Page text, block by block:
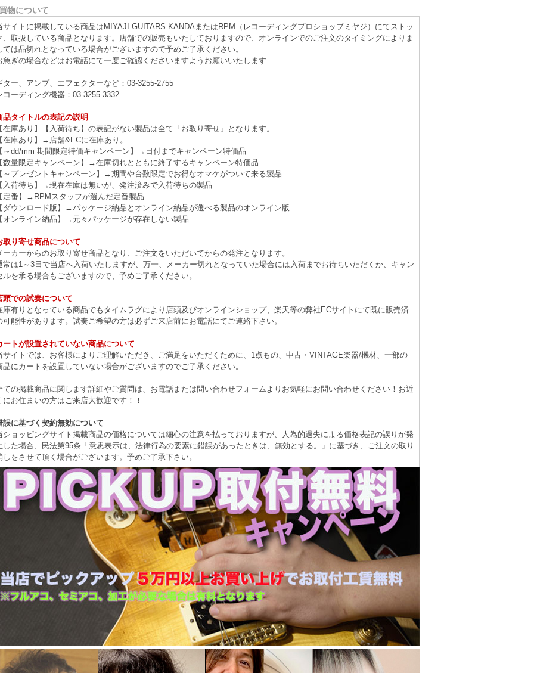
物について
サイトに掲載している商品はMIYAJI GUITARS KANDAまたはRPM（レコーディングプロショップミヤジ）にてストッ
、取扱している商品となります。店舗での販売もいたしておりますので、オンラインでのご注文のタイミングによりま
ては品切れとなっている場合がございますので予めご了承ください。
急ぎの場合などはお電話にて一度ご確認くださいますようお願いいたします
ター、アンプ、エフェクターなど：03-3255-2755
コーディング機器：03-3255-3332
品タイトルの表記の説明
在庫あり】【入荷待ち】の表記がない製品は全て「お取り寄せ」となります。
在庫あり】→店舗&ECに在庫あり。
～dd/mm 期間限定特価キャンペーン】→日付までキャンペーン特価品
数量限定キャンペーン】→在庫切れとともに終了するキャンペーン特価品
～プレゼントキャンペーン】→期間や台数限定でお得なオマケがついて来る製品
入荷待ち】→現在在庫は無いが、発注済みで入荷待ちの製品
定番】→RPMスタッフが選んだ定番製品
ダウンロード版】→パッケージ納品とオンライン納品が選べる製品のオンライン版
オンライン納品】→元々パッケージが存在しない製品
取り寄せ商品について
ーカーからのお取り寄せ商品となり、ご注文をいただいてからの発注となります。
常は1～3日で当店へ入荷いたしますが、万一、メーカー切れとなっていた場合には入荷までお待ちいただくか、キャン
ルを承る場合もございますので、予めご了承ください。
頭での試奏について
庫有りとなっている商品でもタイムラグにより店頭及びオンラインショップ、楽天等の弊社ECサイトにて既に販売済
可能性があります。試奏ご希望の方は必ずご来店前にお電話にてご連絡下さい。
ートが設置されていない商品について
サイトでは、お客様によりご理解いただき、ご満足をいただくために、1点もの、中古・VINTAGE楽器/機材、一部の
品にカートを設置していない場合がございますのでご了承ください。
ての掲載商品に関します詳細やご質問は、お電話または問い合わせフォームよりお気軽にお問い合わせください！お近
にお住まいの方はご来店大歓迎です！！
誤に基づく契約無効について
ショッピングサイト掲載商品の価格については細心の注意を払っておりますが、人為的過失による価格表記の誤りが発
した場合、民法第95条「意思表示は、法律行為の要素に錯誤があったときは、無効とする。」に基づき、ご注文の取り
しをさせて頂く場合がございます。予めご了承下さい。